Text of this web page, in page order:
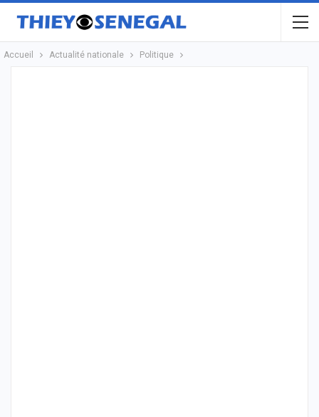
Accueil Actualité nationale Politique